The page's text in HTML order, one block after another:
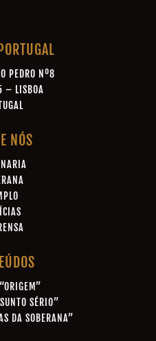
PEDRO Nº8
LISBOA
NÓS
SÉRIO”
DA SOBERANA”